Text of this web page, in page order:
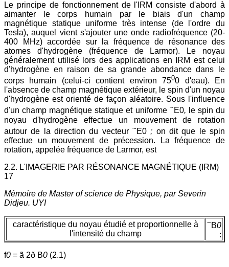
Le principe de fonctionnement de l'IRM consiste d'abord à
aimanter le corps humain par le biais d'un champ
magnétique statique uniforme très intense (de l'ordre du
Tesla), auquel vient s'ajouter une onde radiofréquence (20-
400 MHz) accordée sur la fréquence de résonance des
atomes d'hydrogène (fréquence de Larmor). Le noyau
généralement utilisé lors des applications en IRM est celui
d'hydrogène en raison de sa grande abondance dans le
corps humain (celui-ci contient environ 7500 d'eau). En
l'absence de champ magnétique extérieur, le spin d'un noyau
d'hydrogène est orienté de façon aléatoire. Sous l'influence
d'un champ magnétique statique et uniforme ~ E0, le spin du
noyau d'hydrogène effectue un mouvement de rotation
autour de la direction du vecteur ~ E0 ; on dit que le spin
effectue un mouvement de précession. La fréquence de
rotation, appelée fréquence de Larmor, est
2.2. L'IMAGERIE PAR RÉSONANCE MAGNÉTIQUE (IRM)
17
Mémoire de Master of science de Physique, par Severin
Didjeu. UYI
caractéristique du noyau étudié et proportionnelle à
l'intensité du champ
~ B0
:
f0 = ã 2ð B0 (2.1)